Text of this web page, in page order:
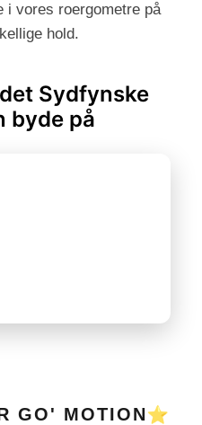
i vores roergometre på
hold.
Sydfynske
byde på
GO' MOTION